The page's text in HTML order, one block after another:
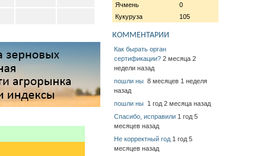
Ячмень
0
Кукуруза
105
КОММЕНТАРИИ
Как бырать орган
сертификации? 2 месяца 2
недели назад
пошли ны 8 месяцев 1 неделя
назад
пошли ны 1 год 2 месяца назад
Спасибо, исправили 1 год 5
месяцев назад
Не корректный год 1 год 5
месяцев назад